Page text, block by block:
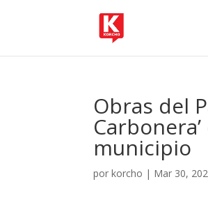
Obras del
municipio
porkorcho | Mar 30,